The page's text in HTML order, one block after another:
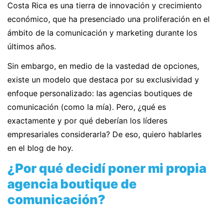
Costa Rica es una tierra de innovación y crecimiento
económico, que ha presenciado una proliferación en el
ámbito de la comunicación y marketing durante los
últimos años.
Sin embargo, en medio de la vastedad de opciones,
existe un modelo que destaca por su exclusividad y
enfoque personalizado: las agencias boutiques de
comunicación (como la mía). Pero, ¿qué es
exactamente y por qué deberían los líderes
empresariales considerarla? De eso, quiero hablarles
en el blog de hoy.
¿Por qué decidí poner mi propia
agencia boutique de
comunicación?